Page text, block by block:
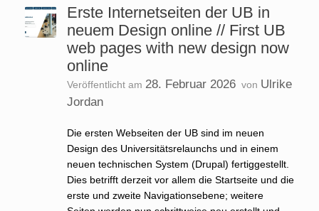
Erste Internetseiten der UB in
neuem Design online // First UB
web pages with new design now
online
Veröffentlicht am 28. Februar 2026 von Ulrike
Jordan
Die ersten Webseiten der UB sind im neuen
Design des Universitätsrelaunchs und in einem
neuen technischen System (Drupal) fertiggestellt.
Dies betrifft derzeit vor allem die Startseite und die
erste und zweite Navigationsebene; weitere